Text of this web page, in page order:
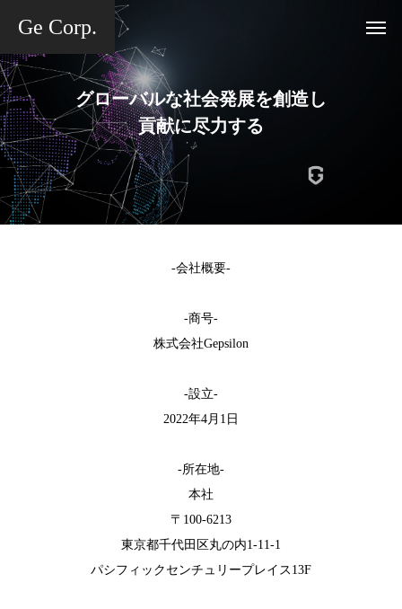
Ge Corp.
グローバルな社会発展を創造し
貢献に尽力する
-会社概要-
-商号-
株式会社Gepsilon
-設立-
2022年4月1日
-所在地-
本社
〒100-6213
東京都千代田区丸の内1-11-1
パシフィックセンチュリープレイス13F